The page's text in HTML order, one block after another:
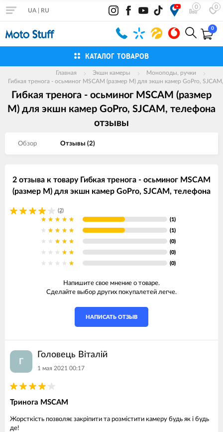
0 0
UA RU
0
КАТАЛОГ ТОВАРОВ
Главная Экшн камеры
Моноподы, ручки
Гибкая тренога - осьминог MSCAM (размер M) для экшн камер GoPro,
Гибкая тренога - осьминог MSCAM (размер
M) для экшн камер GoPro, SJCAM, телефона
отзывы
Обзор Отзывы (2)
2 отзыва к товару Гибкая тренога - осьминог MSCAM
(размер M) для экшн камер GoPro, SJCAM, телефона
(2)
(1)
(1)
(0)
(0)
(0)
Напишите свое мнение о товаре.
Сделайте выбор других покупалетей легче.
НАПИСАТЬ ОТЗЫВ
Г
Головець Віталій
1 мая 2021 00:17
Тринога MSCAM
Жорсткість позволяє закріпити та розмістити камеру будь як і будь
де!